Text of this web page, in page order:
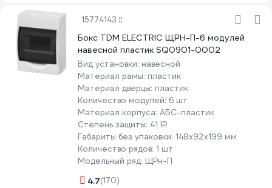
15774143
Бокс TDM ELECTRIC ЩРН-П-6 модулей
навесной пластик SQ0901-0002
Вид установки: навесной
Материал рамы: пластик
Материал дверцы: пластик
Количество модулей: 6 шт
Материал корпуса: АБС-пластик
Степень защиты: 41 IP
Габариты без упаковки: 148х92х199 мм
Количество рядов: 1 шт
Модельный ряд: ЩРн-П
4.7(170)